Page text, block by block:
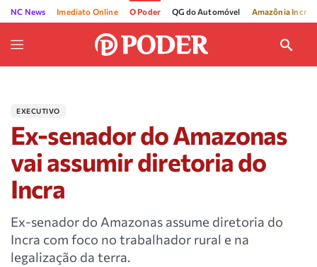
NC News Imediato Online O Poder QG do Automóvel Amazônia
EXECUTIVO
Ex-senador do Amazonas
vai assumir diretoria do
Incra
Ex-senador do Amazonas assume diretoria do
Incra com foco no trabalhador rural e na
legalização da terra.